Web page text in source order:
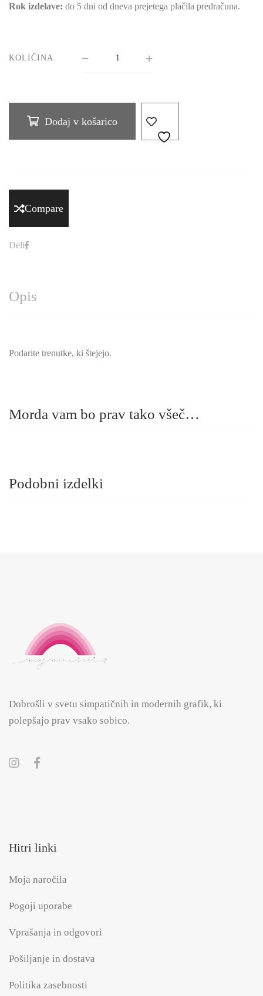
Rok izdelave: do 5 dni od dneva prejetega plačila predračuna.
KOLIČINA
Dodaj v košarico
Compare
Deli
Opis
Podarite trenutke, ki štejejo.
Morda vam bo prav tako všeč…
Podobni izdelki
Dobrošli v svetu simpatičnih in modernih grafik, ki
polepšajo prav vsako sobico.
Hitri linki
Moja naročila
Pogoji uporabe
Vprašanja in odgovori
Pošiljanje in dostava
Politika zasebnosti